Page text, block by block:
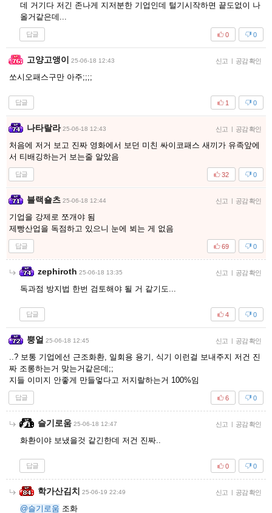
데 거기다 저긴 존나게 지저분한 기업인데 털기시작하면 끝도없이 나
올거같은데...
답글 0
0
고양고앵이 25-06-18 12:43 신고 | 공감 확인
쏘시오패스구만 아주;;;;
답글 0
1
나타랄라 25-06-18 12:43 신고 | 공감 확인
처음에 저거 보고 진짜 영화에서 보던 미친 싸이코패스 새끼가 유족앞에
서 티배깅하는거 보는줄 알았음
답글 0
32
블랙숄츠 25-06-18 12:44 신고 | 공감 확인
기업을 강제로 쪼개야 됨
제빵산업을 독점하고 있으니 눈에 뵈는 게 없음
답글 0
69
zephiroth 25-06-18 13:35 신고 | 공감 확인
독과점 방지법 한번 검토해야 될 거 같기도...
답글 0
4
뿡얼 25-06-18 12:45 신고 | 공감 확인
..? 보통 기업에선 근조화환, 일회용 용기, 식기 이런걸 보내주지 저건 진
짜 조롱하는거 맞는거같은데;;
지들 이미지 안좋게 만들엏다고 저지랄하는거 100%임
답글 0
6
슬기로움 25-06-18 12:47 신고 | 공감 확인
화환이야 보냈을것 같긴한데 저건 진짜..
답글 0
0
학가산김치 25-06-19 22:49 신고 | 공감 확인
@슬기로움 조화